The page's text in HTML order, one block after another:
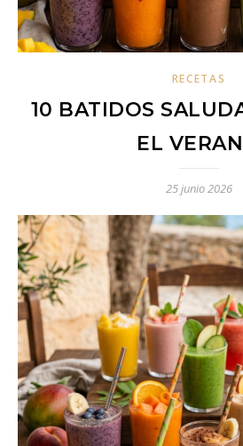
RECETAS
10 BATIDOS
EL
25 junio 2026